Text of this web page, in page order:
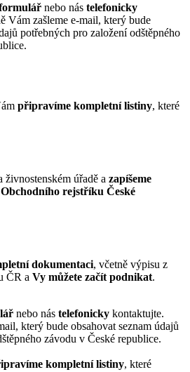
nebo nás telefonicky
Vám zašleme e-mail, který bude
potřebných pro založení odštěpného
připravíme kompletní listiny, které
živnostenském úřadě a zapíšeme
rejstříku České
dokumentaci, včetně výpisu z
ČR a Vy můžete začít podnikat.
nebo nás telefonicky kontaktujte.
který bude obsahovat seznam údajů
závodu v České republice.
kompletní listiny, které